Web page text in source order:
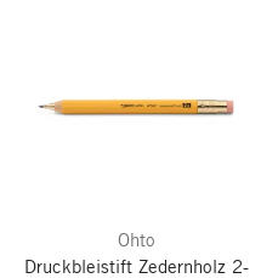
Ohto
Druckbleistift Zedernholz 2-